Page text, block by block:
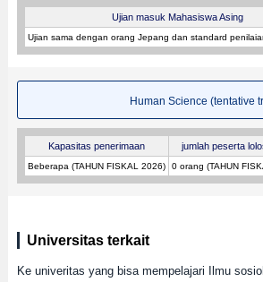
Ujian masuk Mahasiswa Asing
Ujian sama dengan orang Jepang dan standard
Human Science (tentative
Kapasitas penerimaan jumlah peserta
Beberapa (TAHUN FISKAL 2026) 0 orang (TAHUN
Universitas terkait
Ke univeritas yang bisa mempelajari Ilmu